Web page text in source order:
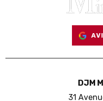
DJM
31